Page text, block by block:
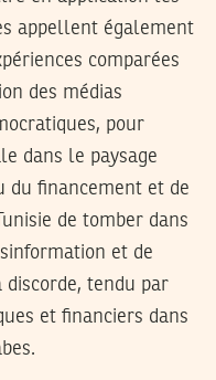
appellent également
comparées
des médias
pour
dans le paysage
du financement et de
de tomber dans
et de
tendu par
et financiers dans